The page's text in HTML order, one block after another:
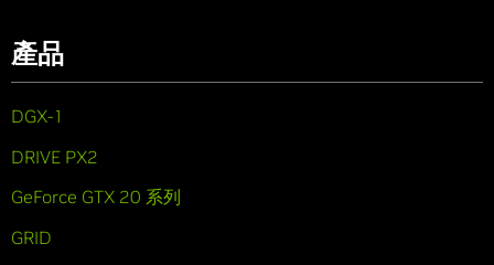
產品
DGX-1
DRIVE PX2
GeForce GTX 20 系列
GRID